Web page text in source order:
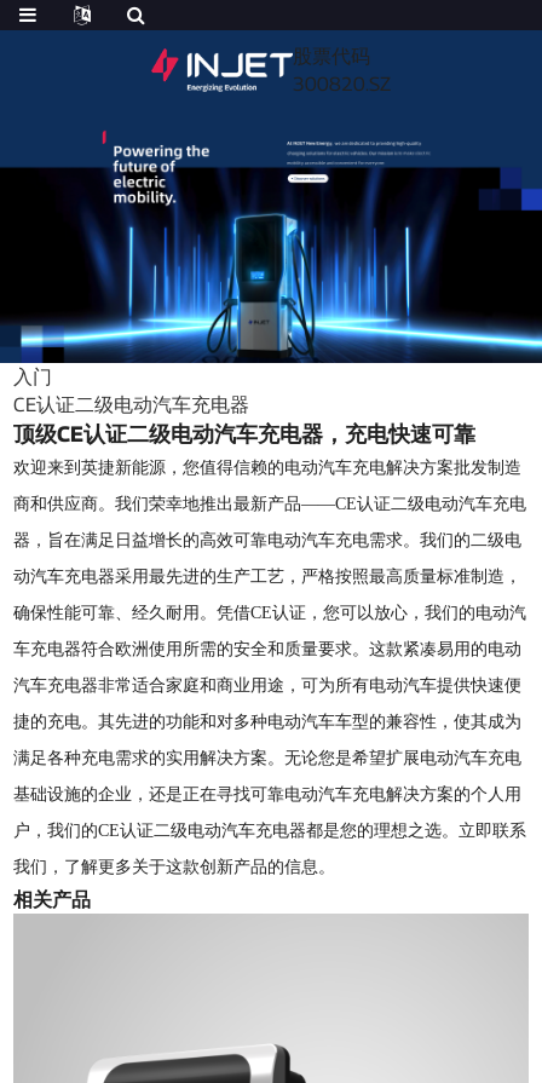
股票代码
300820.SZ
入门
CE认证二级电动汽车充电器
顶级CE认证二级电动汽车充电器，充电快速可靠
欢迎来到英捷新能源，您值得信赖的电动汽车充电解决方案批发制造
商和供应商。我们荣幸地推出最新产品——CE认证二级电动汽车充电
器，旨在满足日益增长的高效可靠电动汽车充电需求。我们的二级电
动汽车充电器采用最先进的生产工艺，严格按照最高质量标准制造，
确保性能可靠、经久耐用。凭借CE认证，您可以放心，我们的电动汽
车充电器符合欧洲使用所需的安全和质量要求。这款紧凑易用的电动
汽车充电器非常适合家庭和商业用途，可为所有电动汽车提供快速便
捷的充电。其先进的功能和对多种电动汽车车型的兼容性，使其成为
满足各种充电需求的实用解决方案。无论您是希望扩展电动汽车充电
基础设施的企业，还是正在寻找可靠电动汽车充电解决方案的个人用
户，我们的CE认证二级电动汽车充电器都是您的理想之选。立即联系
我们，了解更多关于这款创新产品的信息。
相关产品